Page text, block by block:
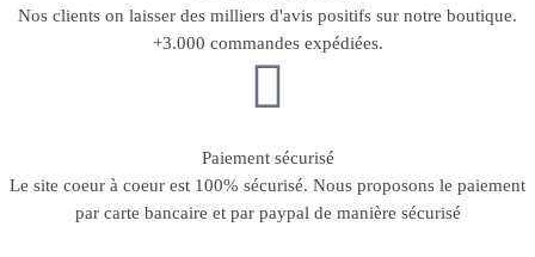
Nos clients on laisser des milliers d'avis positifs sur notre boutique.
+3.000 commandes expédiées.
Paiement sécurisé
Le site coeur à coeur est 100% sécurisé. Nous proposons le paiement
par carte bancaire et par paypal de manière sécurisé